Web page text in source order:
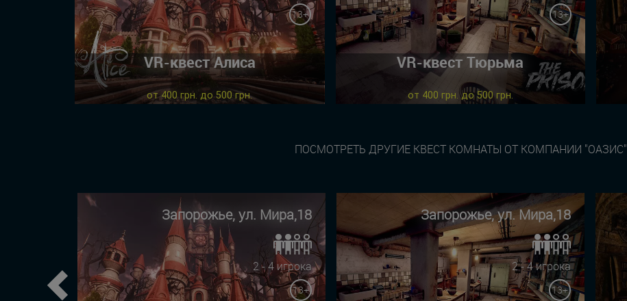
13+
VR-квест Алиса
от 400 грн. до 500 грн.
13+
VR-квест Тюрьма
от 400 грн. до 500 грн.
ПОСМОТРЕТЬ ДРУГИЕ КВЕСТ КОМНАТЫ ОТ КОМПАНИИ "ОАЗИС"
Запорожье, ул. Мира,18
2 - 4 игрока
13+
Запорожье, ул. Мира,18
2 - 4 игрока
13+
Previous